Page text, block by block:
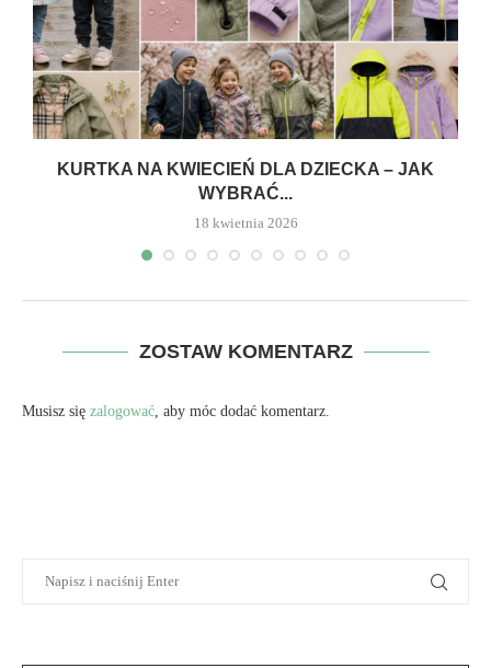
KURTKA NA KWIECIEŃ DLA DZIECKA – JAK
WYBRAĆ...
18 kwietnia 2026
ZOSTAW KOMENTARZ
Musisz się zalogować, aby móc dodać komentarz.